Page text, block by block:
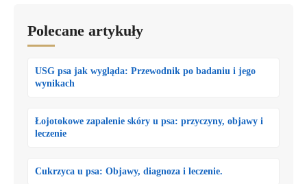
Polecane artykuły
USG psa jak wygląda: Przewodnik po badaniu i jego
wynikach
Łojotokowe zapalenie skóry u psa: przyczyny, objawy i
leczenie
Cukrzyca u psa: Objawy, diagnoza i leczenie.